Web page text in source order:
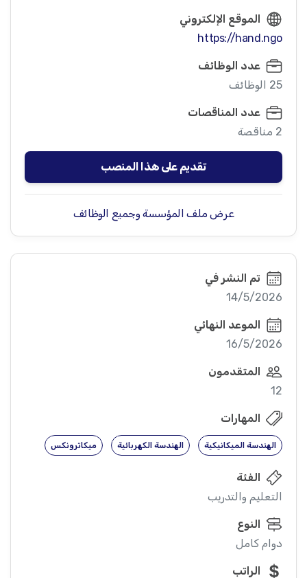
الموقع الإلكتروني
https://hand.ngo
عدد الوظائف
25 الوظائف
عدد المناقصات
2 مناقصة
تقديم على هذا المنصب
عرض ملف المؤسسة وجميع الوظائف
تم النشر في
14/5/2026
الموعد النهائي
16/5/2026
المتقدمون
12
المهارات
الهندسة الميكانيكية الهندسة الكهربائية ميكاترونكس
الفئة
التعليم والتدريب
النوع
دوام كامل
الراتب